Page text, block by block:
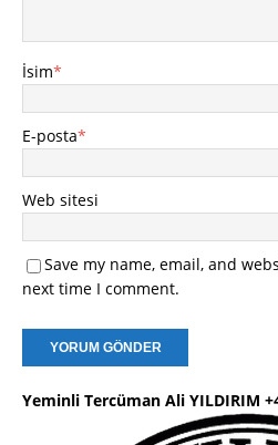
İsim*
E-posta*
Web sitesi
Save my name, email, and
next time I comment.
Yeminli Tercüman Ali YILDIRIM